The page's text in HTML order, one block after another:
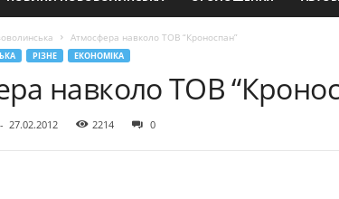
Атмосфера навколо ТОВ “Кроноспан”
РІЗНЕ ЕКОНОМІКА
навколо ТОВ
27.02.2012 2214 0